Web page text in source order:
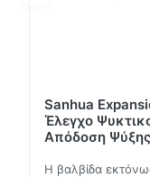
Sanhua
Έλεγχο
Απόδοση
Η βαλβίδα